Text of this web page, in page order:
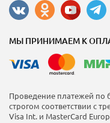
МЫ ПРИНИМАЕМ К
Проведение платежей по
строгом соответствии с
Visa Int. и MasterCard